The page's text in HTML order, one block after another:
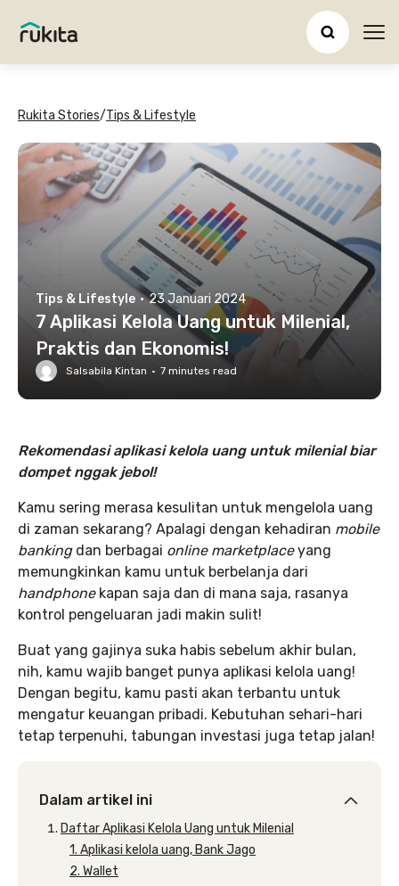
Rukita Stories/Tips & Lifestyle
Tips & Lifestyle · 23 Januari 2024
7 Aplikasi Kelola Uang untuk Milenial,
Praktis dan Ekonomis!
Salsabila Kintan · 7 minutes read
Rekomendasi aplikasi kelola uang untuk milenial biar
dompet nggak jebol!
Kamu sering merasa kesulitan untuk mengelola uang
di zaman sekarang? Apalagi dengan kehadiran mobile
banking dan berbagai online marketplaceyang
memungkinkan kamu untuk berbelanja dari
handphone kapan saja dan di mana saja, rasanya
kontrol pengeluaran jadi makin sulit!
Buat yang gajinya suka habis sebelum akhir bulan,
nih, kamu wajib banget punya aplikasi kelola uang!
Dengan begitu, kamu pasti akan terbantu untuk
mengatur keuangan pribadi. Kebutuhan sehari-hari
tetap terpenuhi, tabungan investasi juga tetap jalan!
Dalam artikel ini
Daftar Aplikasi Kelola Uang untuk Milenial
1. Aplikasi kelola uang, Bank Jago
2. Wallet